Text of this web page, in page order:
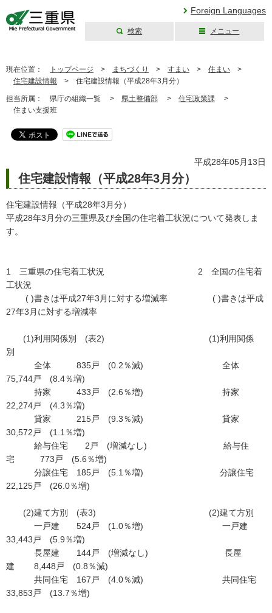
Foreign Languages
検索 メニュー
現在位置： トップページ > まちづくり > すまい > 住まい >
住宅建設情報 > 住宅建設情報（平成28年3月分）
担当所属： 県庁の組織一覧 > 県土整備部 > 住宅政策課 >
住まい支援班
平成28年05月13日
住宅建設情報（平成28年3月分）
住宅建設情報（平成28年3月分）
平成28年3月分の三重県及び全国の住宅着工状況について発表しま
す。
1 三重県の住宅着工状況 2 全国の住宅着
工状況
( )書きは平成27年3月に対する増減率 ( )書きは平成
27年3月に対する増減率
(1)利用関係別 (表2) (1)利用関係
別
全体 835戸 (0.2％減) 全体
75,744戸 (8.4％増)
持家 433戸 (2.6％増) 持家
22,274戸 (4.3％増)
貸家 215戸 (9.3％減) 貸家
30,572戸 (1.1％増)
給与住宅 2戸 (増減なし) 給与住
宅 773戸 (5.6％増)
分譲住宅 185戸 (5.1％増) 分譲住宅
22,125戸 (26.0％増)
(2)建て方別 (表3) (2)建て方別
一戸建 524戸 (1.0％増) 一戸建
33,443戸 (5.9％増)
長屋建 144戸 (増減なし) 長屋
建 8,448戸 (0.8％減)
共同住宅 167戸 (4.0％減) 共同住宅
33,853戸 (13.7％増)